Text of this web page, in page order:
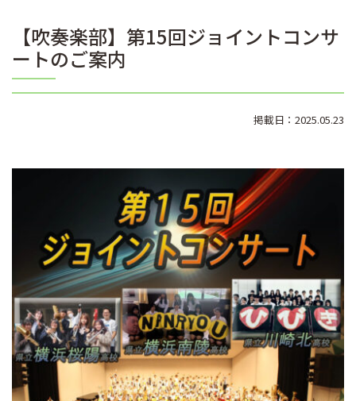
【吹奏楽部】第15回ジョイントコンサ
ートのご案内
掲載日：2025.05.23